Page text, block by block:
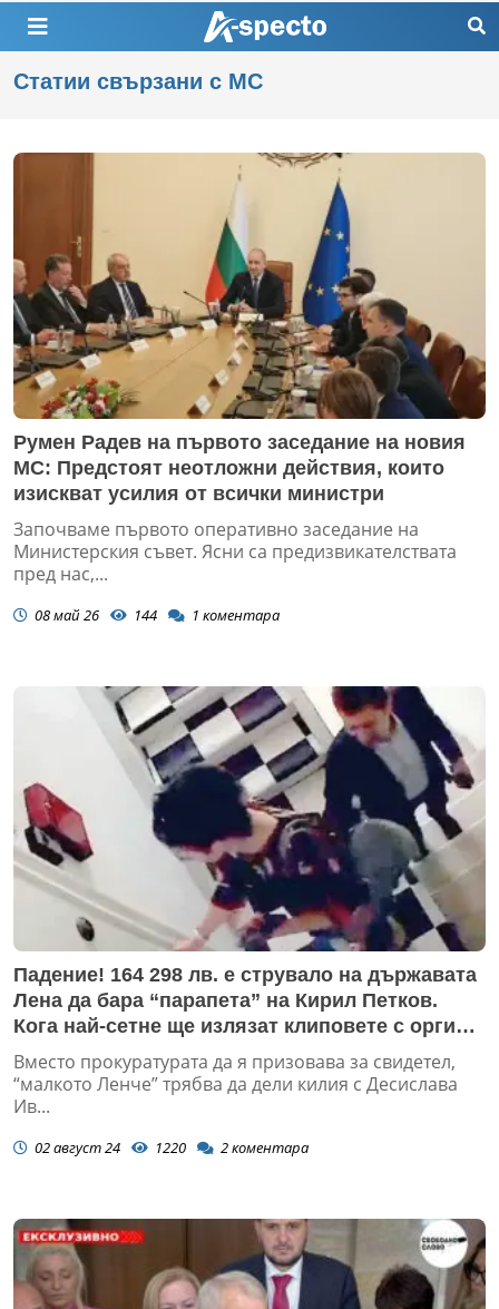
Статии свързани с МС
Румен Радев на първото заседание на новия
МС: Предстоят неотложни действия, които
изискват усилия от всички министри
Започваме първото оперативно заседание на
Министерския съвет. Ясни са предизвикателствата
пред нас,...
08 май 26 144 1 коментара
Падение! 164 298 лв. е струвало на държавата
Лена да бара “парапета” на Кирил Петков.
Кога най-сетне ще излязат клиповете с оргии
от МС?
Вместо прокуратурата да я призовава за свидетел,
“малкото Ленче” трябва да дели килия с Десислава
Ив...
02 август 24 1220 2коментара